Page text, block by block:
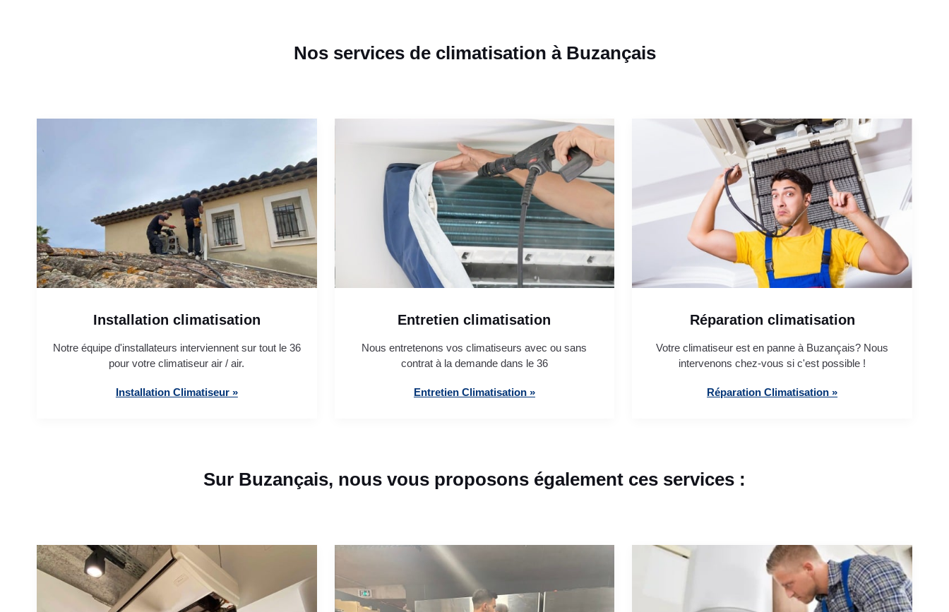
Nos services de climatisation à Buzançais
Installation climatisation
Notre équipe d'installateurs interviennent sur tout le 36
pour votre climatiseur air / air.
Installation Climatiseur »
Entretien climatisation
Nous entretenons vos climatiseurs avec ou sans
contrat à la demande dans le 36
Entretien Climatisation »
Réparation climatisation
Votre climatiseur est en panne à Buzançais? Nous
intervenons chez-vous si c'est possible !
Réparation Climatisation »
Sur Buzançais, nous vous proposons également ces services :